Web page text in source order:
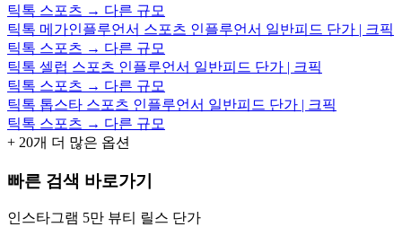
틱톡 스포츠 → 다른 규모
틱톡 메가인플루언서 스포츠 인플루언서 일반피드 단가 | 크픽
틱톡 스포츠 → 다른 규모
틱톡 셀럽 스포츠 인플루언서 일반피드 단가 | 크픽
틱톡 스포츠 → 다른 규모
틱톡 톱스타 스포츠 인플루언서 일반피드 단가 | 크픽
틱톡 스포츠 → 다른 규모
+ 20개 더 많은 옵션
빠른 검색 바로가기
인스타그램 5만 뷰티 릴스 단가